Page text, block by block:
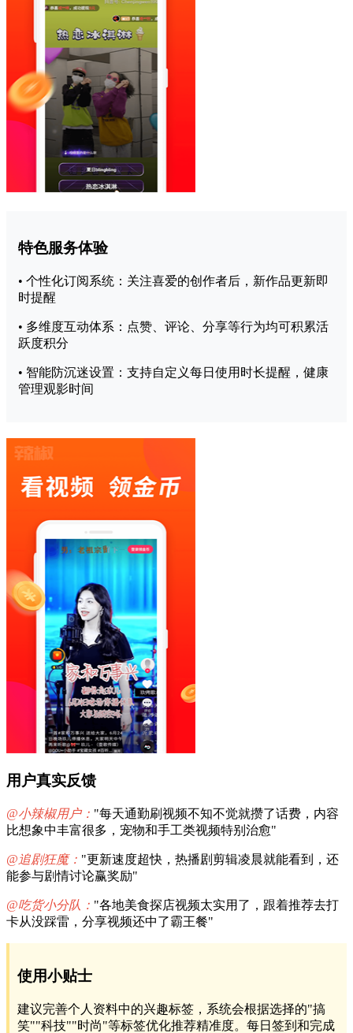
特色服务体验
• 个性化订阅系统：关注喜爱的创作者后，新作品更新即
时提醒
• 多维度互动体系：点赞、评论、分享等行为均可积累活
跃度积分
• 智能防沉迷设置：支持自定义每日使用时长提醒，健康
管理观影时间
用户真实反馈
@小辣椒用户： "每天通勤刷视频不知不觉就攒了话费，内容
比想象中丰富很多，宠物和手工类视频特别治愈"
@追剧狂魔： "更新速度超快，热播剧剪辑凌晨就能看到，还
能参与剧情讨论赢奖励"
@吃货小分队： "各地美食探店视频太实用了，跟着推荐去打
卡从没踩雷，分享视频还中了霸王餐"
使用小贴士
建议完善个人资料中的兴趣标签，系统会根据选择的"搞
笑""科技""时尚"等标签优化推荐精准度。每日签到和完成